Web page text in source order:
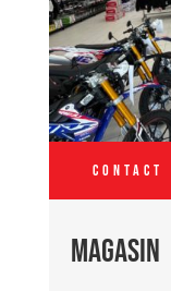
Contact
Magasin